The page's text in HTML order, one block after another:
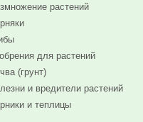
растений
для растений
(грунт)
и вредители растений
и теплицы